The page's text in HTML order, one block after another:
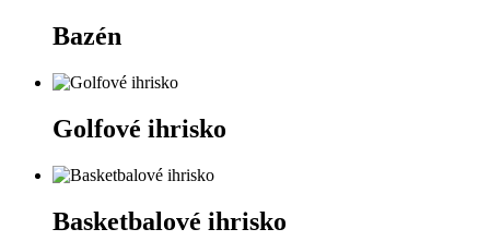
Bazén
Golfové ihrisko
Basketbalové ihrisko